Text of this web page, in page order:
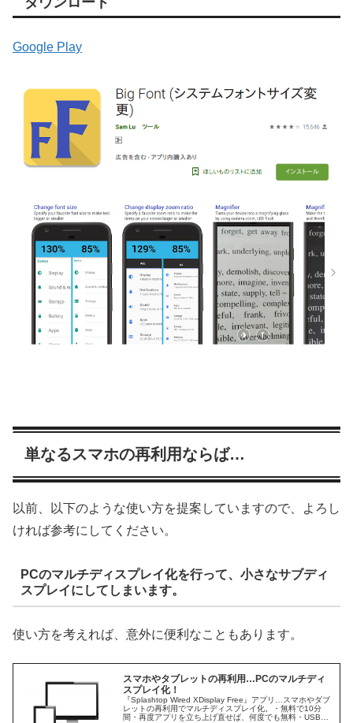
Google Play
単なるスマホの再利用ならば…
以前、以下のような使い方を提案していますので、よろし
ければ参考にしてください。
PCのマルチディスプレイ化を行って、小さなサブディ
スプレイにしてしまいます。
使い方を考えれば、意外に便利なこともあります。
スマホやタブレットの再利用…PCのマルチディ
スプレイ化！
『Splashtop Wired XDisplay Free』アプリ…スマホやダブ
レットの再利用でマルチディスプレイ化。・無料で10分
間・再度アプリを立ち上げ直せば、何度でも無料・USB接